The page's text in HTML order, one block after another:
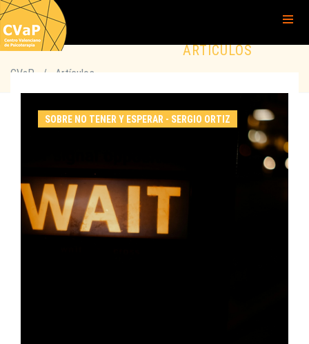
ARTÍCULOS
CVaP / Artículos
SOBRE NO TENER Y ESPERAR - SERGIO ORTIZ